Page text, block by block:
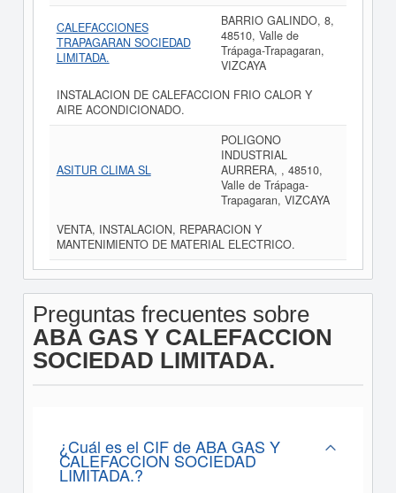
CALEFACCIONES
TRAPAGARAN SOCIEDAD
LIMITADA.
BARRIO GALINDO, 8,
48510, Valle de
Trápaga-Trapagaran,
VIZCAYA
INSTALACION DE CALEFACCION FRIO CALOR Y
AIRE ACONDICIONADO.
ASITUR CLIMA SL
POLIGONO
INDUSTRIAL
AURRERA, , 48510,
Valle de Trápaga-
Trapagaran, VIZCAYA
VENTA, INSTALACION, REPARACION Y
MANTENIMIENTO DE MATERIAL ELECTRICO.
Preguntas frecuentes sobre
ABA GAS Y CALEFACCION
SOCIEDAD LIMITADA.
¿Cuál es el CIF de ABA GAS Y
CALEFACCION SOCIEDAD
LIMITADA.?